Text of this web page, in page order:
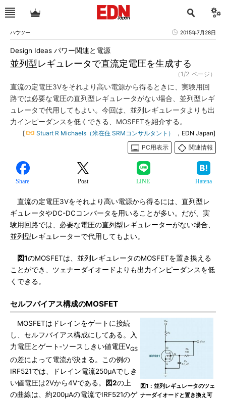
ハウツー 2015年7月28日
並列型レギュレータで直流定電圧を生成する
Design Ideas パワー関連と電源
（1/2 ページ）
直流の定電圧3Vをそれより高い電源から得るときに、実験用回
路では必要な電圧の直列型レギュレータがない場合、並列型レギ
ュレータで代用してもよい。今回は、並列レギュレータよりも出
力インピーダンスを低くできる、MOSFETを紹介する。
[ Stuart R Michaels（米在住 SRMコンサルタント）
，EDN Japan]
PC用表示
関連情報
Share Post LINE Hatena
直流の定電圧3Vをそれより高い電源から得るには、直列型レ
ギュレータやDC-DCコンバータを用いることが多い。だが、実
験用回路では、必要な電圧の直列型レギュレーターがない場合、
並列型レギュレーターで代用してもよい。
図1のMOSFETは、並列レギュレータのMOSFETを置き換える
ことができ、ツェナーダイオードよりも出力インピーダンスを低
くできる。
セルフバイアス構成のMOSFET
図1：並列レギュレータのツェ
ナーダイオードと置き換え可
MOSFETはドレインをゲートに接続
し、セルフバイアス構成にしてある。入
力電圧とゲート‐ソースしきい値電圧VGS
の差によって電流が決まる。この例の
IRF521では、ドレイン電流250μAでしき
い値電圧は2Vから4Vである。
図2の上
の曲線は、約200μAの電流でIRF521のゲ